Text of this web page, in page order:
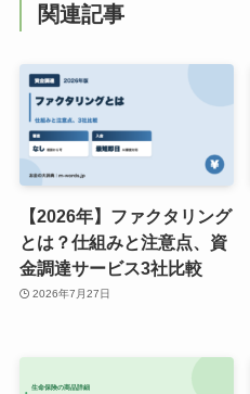
関連記事
【2026年】ファクタリング
とは？仕組みと注意点、資
金調達サービス3社比較
2026年7月27日